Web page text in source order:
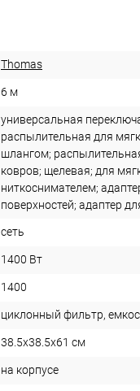
Thomas
6 м
универсальная
распылительная для
шлангом;
ковров; щелевая; для
ниткоснимателем;
поверхностей; адаптер
сеть
1400 Вт
1400
циклонный фильтр,
38.5x38.5x61 cм
на корпусе